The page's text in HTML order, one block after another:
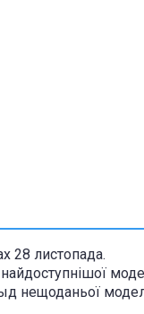
28 листопада.
нещоданьої